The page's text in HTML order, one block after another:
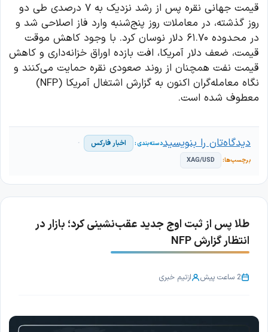
قیمت جهانی نقره پس از رشد نزدیک به ۷ درصدی طی دو
روز گذشته، در معاملات روز پنج‌شنبه وارد فاز اصلاحی شد و
در محدوده ۶۱.۷۰ دلار نوسان کرد. با وجود کاهش موقت
قیمت، ضعف دلار آمریکا، افت بازده اوراق خزانه‌داری و کاهش
قیمت نفت همچنان از روند صعودی نقره حمایت می‌کنند و
نگاه معامله‌گران اکنون به گزارش اشتغال آمریکا (NFP)
معطوف شده است.
اخبار فارکس
XAG/USD
دیدگاه‌تان را بنویسید
طلا پس از ثبت اوج جدید عقب‌نشینی کرد؛ بازار در
انتظار گزارش NFP
2 ساعت پیش ازتیم خبری